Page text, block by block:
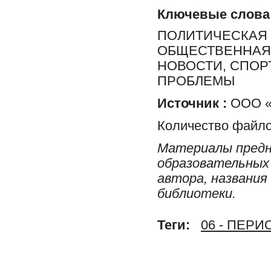
Ключевые слова
НОВОСТИ,
ПРОБЛЕМЫ
Источник : ООО
Количество
Материалы
автора,
библиотеки.
Теги: 06 -